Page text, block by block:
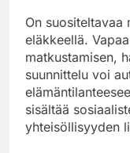
On suositeltavaa
eläkkeellä.
matkustamisen,
suunnittelu voi
sisältää
yhteisöllisyyden